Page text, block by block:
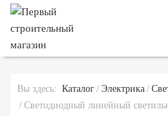
Вы здесь: Каталог Электрика
Светодиодный линейный